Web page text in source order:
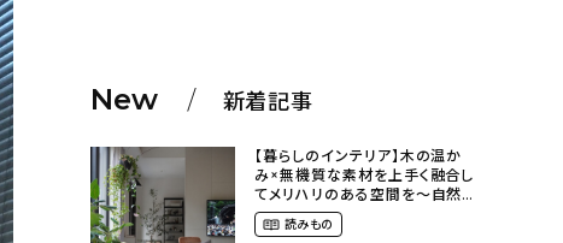
New 新着記事
【暮らしのインテリア】木の温か
み×無機質な素材を上手く融合し
てメリハリのある空間を〜自然
に囲まれて暮らす（ki_no_ieさ
ん） 読みもの